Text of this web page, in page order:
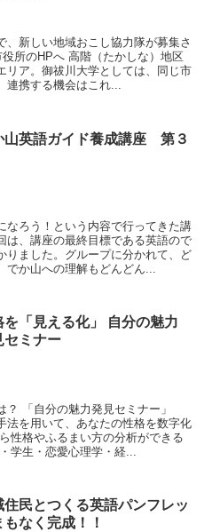
新しい地域おこし協力隊が募集さ
所のHPへ 高階（たかしな）地区
リア。御祓川大学としては、同じ市
連携する機会はこれ...
山英語ガイド養成講座 第３
なろう！という内容で行ってきた講
は、講座の最終目標である英語ので
りました。グループに分かれて、ど
か山への理解もどんどん...
を「見える化」 自分の魅力
セミナー
？ 「自分の魅力発見セミナー」
法を用いて、あなたの性格を数字化
性格やふるまい方の分析ができる
学生・恋愛心理学・経...
住民とつくる英語パンフレッ
もなく完成！！